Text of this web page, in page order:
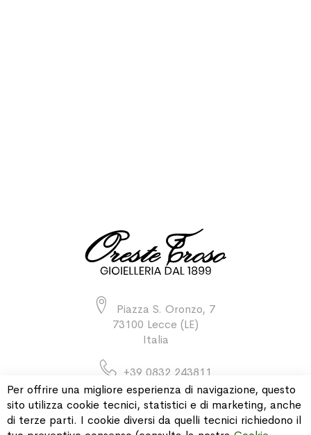
Piazza S. Oronzo, 7
73100 Lecce (LE)
Italia
+39 0832 243811
Per offrire una migliore esperienza di navigazione, questo
sito utilizza cookie tecnici, statistici e di marketing, anche
di terze parti. I cookie diversi da quelli tecnici richiedono il